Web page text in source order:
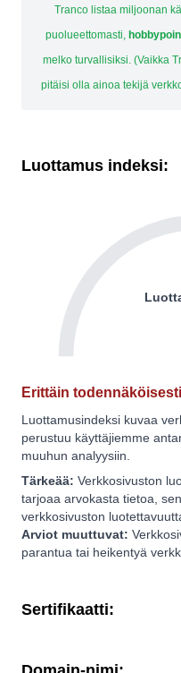
Tranco listaa miljoonan
puolueettomasti,
melko turvallisiksi. (Vaikka
pitäisi olla ainoa tekijä
Luottamus indeksi:
Erittäin
Luottamusindeksi kuvaa
perustuu käyttäjiemme
muuhun analyysiin.
Tärkeää: Verkkosivuston
tarjoaa arvokasta tietoa,
verkkosivuston
Arviot muuttuvat:
parantua tai heikentyä
Sertifikaatti: